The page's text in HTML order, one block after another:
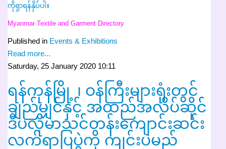
ကိုရှာရန်နှိပ်ပါ။
Myanmar Textile and Garment Directory
Published in Events & Exhibitions
Read more...
Saturday, 25 January 2020 10:11
ရန်ကုန်မြို့ ၊ ဝန်ကြီးများရုံးတွင်
ချည်မျှင်နှင့် အထည်အလိပ်ဆိုင်
ဒီပလိုမာသင်တန်းကျောင်းဆင်း
လက်ရာပြပွဲကို ကျင်းပမည်